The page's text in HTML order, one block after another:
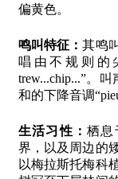
偏黄色。
鸣叫特征：其鸣
唱由不规则的
trew...chip...”。叫
和的下降音调
生活习性：栖息
界，以及周边的
以梅拉斯托梅科